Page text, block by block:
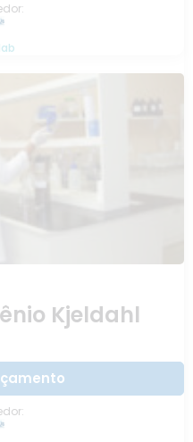
Kjeldahl